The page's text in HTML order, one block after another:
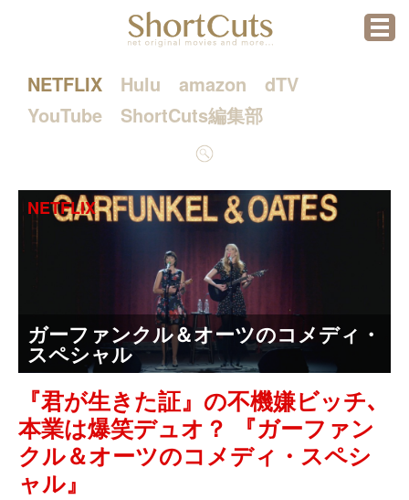
menu
NETFLIX Hulu amazon
dTV
YouTube
ShortCuts編集部
検
索
ガーファンクル＆オーツのコメディ・
スペシャル
NETFLIX
『君が生きた証』の不機嫌ビッチ､
本業は爆笑デュオ？ 『ガーファン
クル＆オーツのコメディ・スペシ
ャル』